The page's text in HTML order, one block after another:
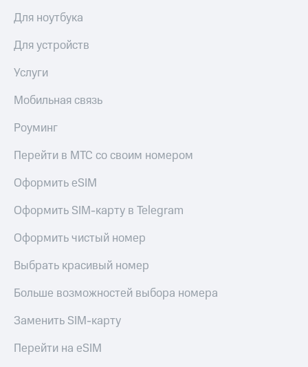
Для ноутбука
Для устройств
Услуги
Мобильная связь
Роуминг
Перейти в МТС со своим номером
Оформить eSIM
Оформить SIM-карту в Telegram
Оформить чистый номер
Выбрать красивый номер
Больше возможностей выбора номера
Заменить SIM-карту
Перейти на eSIM